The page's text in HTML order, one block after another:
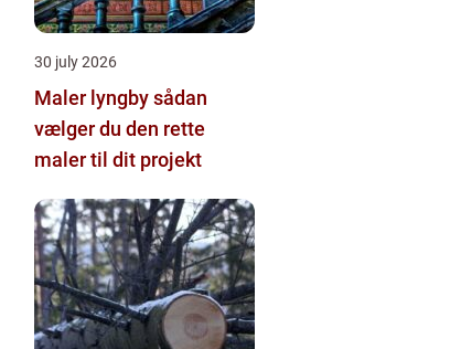
30 july 2026
Maler lyngby sådan
vælger du den rette
maler til dit projekt